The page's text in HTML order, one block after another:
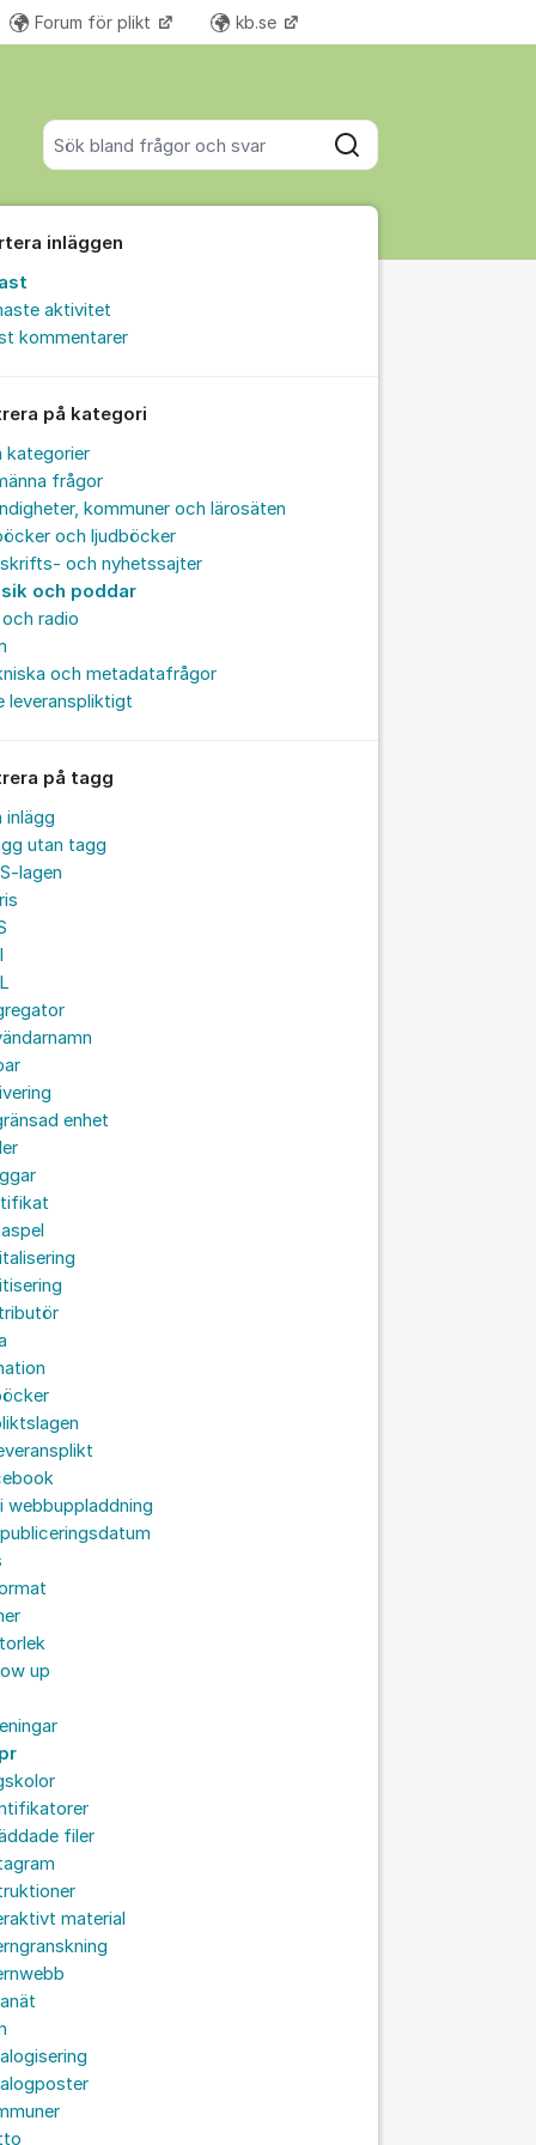
Sök bland alla inlägg
Sök
Forum för plikt kb.se Fler supportlänkar
inläggen
aktivitet
kommentarer
på kategori
kategorier
frågor
kommuner och lärosäten
och ljudböcker
och nyhetssajter
och poddar
radio
och metadatafrågor
leveranspliktigt
på tagg
inlägg
utan tagg
lagen
enhet
webbuppladdning
up
filer
material